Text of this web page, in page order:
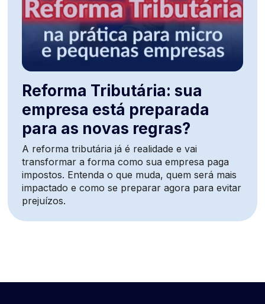
Reforma Tributária: sua
empresa está preparada
para as novas regras?
A reforma tributária já é realidade e vai
transformar a forma como sua empresa paga
impostos. Entenda o que muda, quem será mais
impactado e como se preparar agora para evitar
prejuízos.